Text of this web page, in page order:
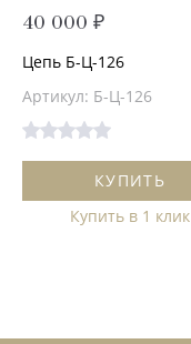
40 000 ₽
Цепь Б-Ц-126
Артикул: Б-Ц-126
КУПИТЬ
Купить в 1 клик